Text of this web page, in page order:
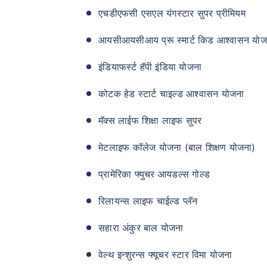
एचडीएफसी एसएल यंगस्टार सुपर प्रीमियम
आयसीआयसीआय प्रू स्मार्ट किड आश्वासन
इंडियाफर्स्ट हॅपी इंडिया योजना
कोटक हेड स्टार्ट चाइल्ड आश्वासन योजना
मॅक्स लाईफ शिक्षा लाइफ सुपर
मेटलाइफ कॉलेज योजना (बाल शिक्षण योजना)
प्रामेरिका फ्युचर आयडल्स गोल्ड
रिलायन्स लाइफ चाईल्ड प्लॅन
सहारा अंकुर बाल योजना
वेल्थ इन्शुरन्स फ्यूचर स्टार विमा योजना